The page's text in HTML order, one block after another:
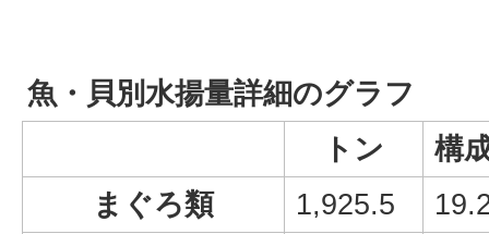
魚・貝別水揚量詳細のグラフ
トン
構
まぐろ類
1,925.5